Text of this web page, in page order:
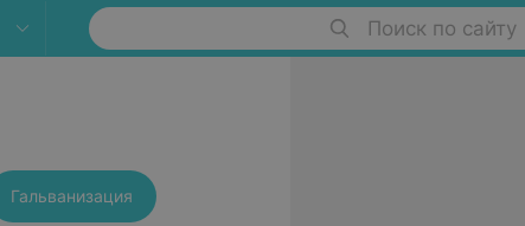
Поиск по сайту
Гальванизация